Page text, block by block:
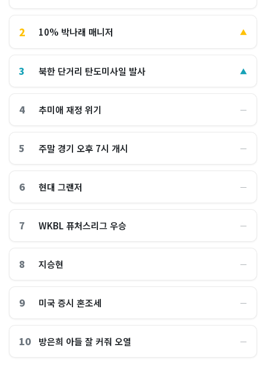
2 10% 박나래 매니저 ▲
3 북한 단거리 탄도미사일 발사 ▲
4 추미애 재정 위기 ―
5 주말 경기 오후 7시 개시 ―
6 현대 그랜저 ―
7 WKBL 퓨처스리그 우승 ―
8 지승현 ―
9 미국 증시 혼조세 ―
10 방은희 아들 잘 커줘 오열 ―